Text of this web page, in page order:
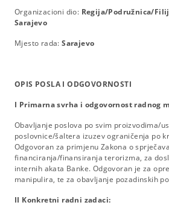
Organizacioni dio: Regija/Podružnica/
Sarajevo
Mjesto rada: Sarajevo
OPIS POSLA I ODGOVORNOSTI
I Primarna svrha i odgovornost radnog
Obavljanje poslova po svim proizvodima/
poslovnice/šaltera izuzev ograničenja po
Odgovoran za primjenu Zakona o
financiranja/finansiranja terorizma, za
internih akata Banke. Odgovoran je za
manipulira, te za obavljanje pozadinskih
II Konkretni radni zadaci: